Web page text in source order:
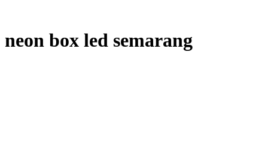
neon box led semarang